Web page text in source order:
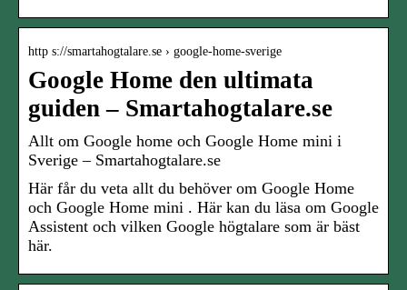
http s://smartahogtalare.se › google-home-sverige
Google Home den ultimata
guiden – Smartahogtalare.se
Allt om Google home och Google Home mini i
Sverige – Smartahogtalare.se
Här får du veta allt du behöver om Google Home
och Google Home mini . Här kan du läsa om Google
Assistent och vilken Google högtalare som är bäst
här.